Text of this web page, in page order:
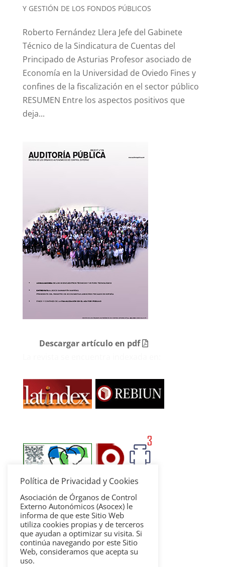
Y GESTIÓN DE LOS FONDOS PÚBLICOS
Roberto Fernández Llera Jefe del Gabinete
Técnico de la Sindicatura de Cuentas del
Principado de Asturias Profesor asociado de
Economía en la Universidad de Oviedo Fines y
confines de la fiscalización en el sector público
RESUMEN Entre los aspectos positivos que
deja...
Descargar artículo en pdf
Política de Privacidad y Cookies
Asociación de Órganos de Control
Externo Autonómicos (Asocex) le
informa de que este Sitio Web
utiliza cookies propias y de terceros
que ayudan a optimizar su visita. Si
continúa navegando por este Sitio
Web, consideramos que acepta su
uso.